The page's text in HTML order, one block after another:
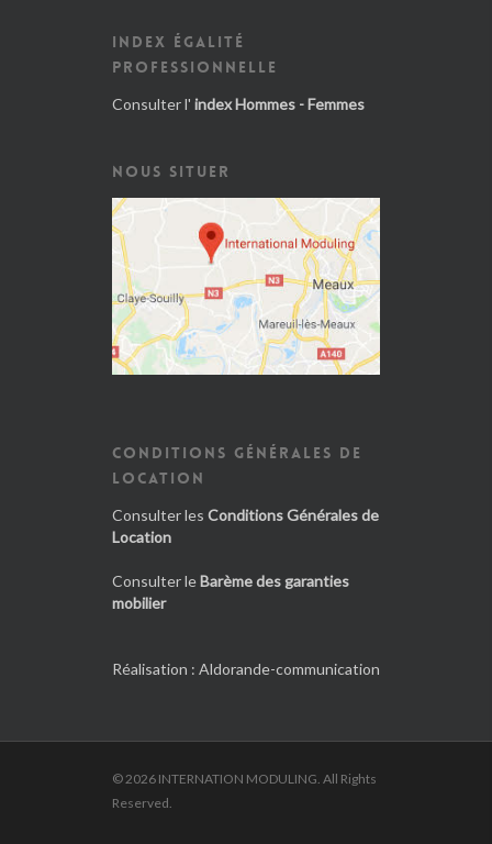
INDEX ÉGALITÉ
PROFESSIONNELLE
Consulter l' index Hommes - Femmes
NOUS SITUER
CONDITIONS GÉNÉRALES DE
LOCATION
Consulter les Conditions Générales de
Location
Consulter leBarème des garanties
mobilier
Réalisation : Aldorande-communication
© 2026 INTERNATION MODULING. All Rights
Reserved.